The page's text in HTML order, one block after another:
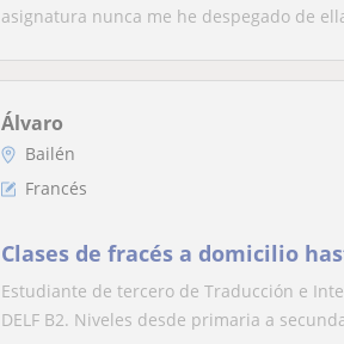
asignatura nunca me he despegado de
Álvaro
Bailén
Francés
Clases de fracés a domicilio
Estudiante de tercero de Traducción e
DELF B2. Niveles desde primaria a